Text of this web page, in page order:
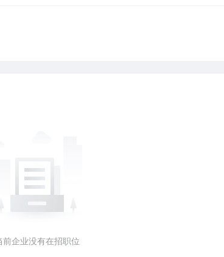
前企业没有在招职位